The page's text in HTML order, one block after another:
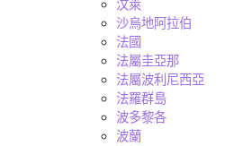
汶萊
沙烏地阿拉伯
法國
法屬圭亞那
法屬波利尼西亞
法羅群島
波多黎各
波蘭